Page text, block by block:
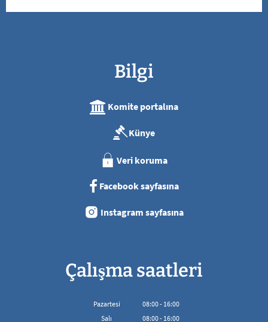
Bilgi
Komite portalına
Künye
Veri koruma
Facebook sayfasına
Instagram sayfasına
Çalışma saatleri
Pazartesi 08:00- 16:00
08:00'den 16:00'ya kadar
Salı 08:00- 16:00